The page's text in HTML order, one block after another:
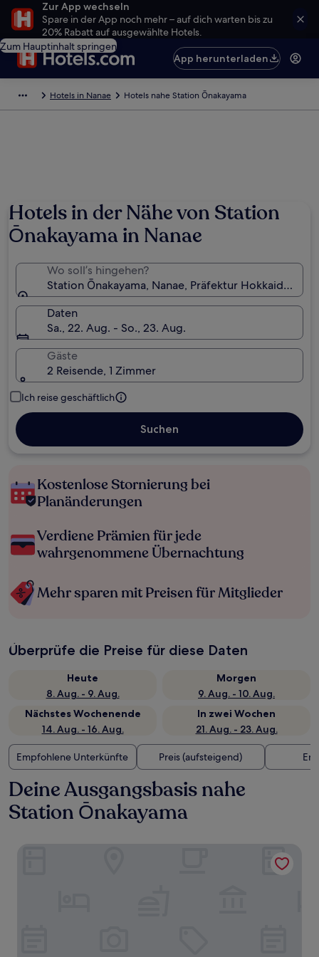
Zur App wechseln
Spare in der App noch mehr – auf dich warten bis zu
20% Rabatt auf ausgewählte Hotels.
Zum Hauptinhalt springen
App herunterladen
Hotels in Nanae Hotels nahe Station Ōnakayama
Hotels in der Nähe von Station
Ōnakayama in Nanae
Wo soll’s hingehen?
Station Ōnakayama, Nanae, Präfektur Hokkaido,
Daten
Sa., 22. Aug. - So., 23. Aug.
Gäste
2 Reisende, 1 Zimmer
Ich reise geschäftlich
Suchen
Kostenlose Stornierung bei
Planänderungen
Verdiene Prämien für jede
wahrgenommene Übernachtung
Mehr sparen mit Preisen für Mitglieder
Überprüfe die Preise für diese Daten
Heute
8. Aug. - 9. Aug.
Morgen
9. Aug. - 10. Aug.
Nächstes Wochenende
14. Aug. - 16. Aug.
In zwei Wochen
21. Aug. - 23. Aug.
Empfohlene Unterkünfte Preis (aufsteigend)
Deine Ausgangsbasis nahe
Station Ōnakayama
Toyoko Inn Hokkaido Shinhakodatehokuto-eki Minami